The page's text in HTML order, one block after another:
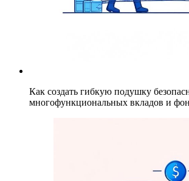
Как создать гибкую подушку
многофункциональных вкладов и